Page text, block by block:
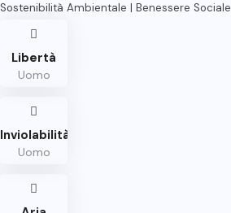
Sostenibilità Ambientale | Benessere Sociale
Libertà
Uomo
Inviolabilità
Uomo